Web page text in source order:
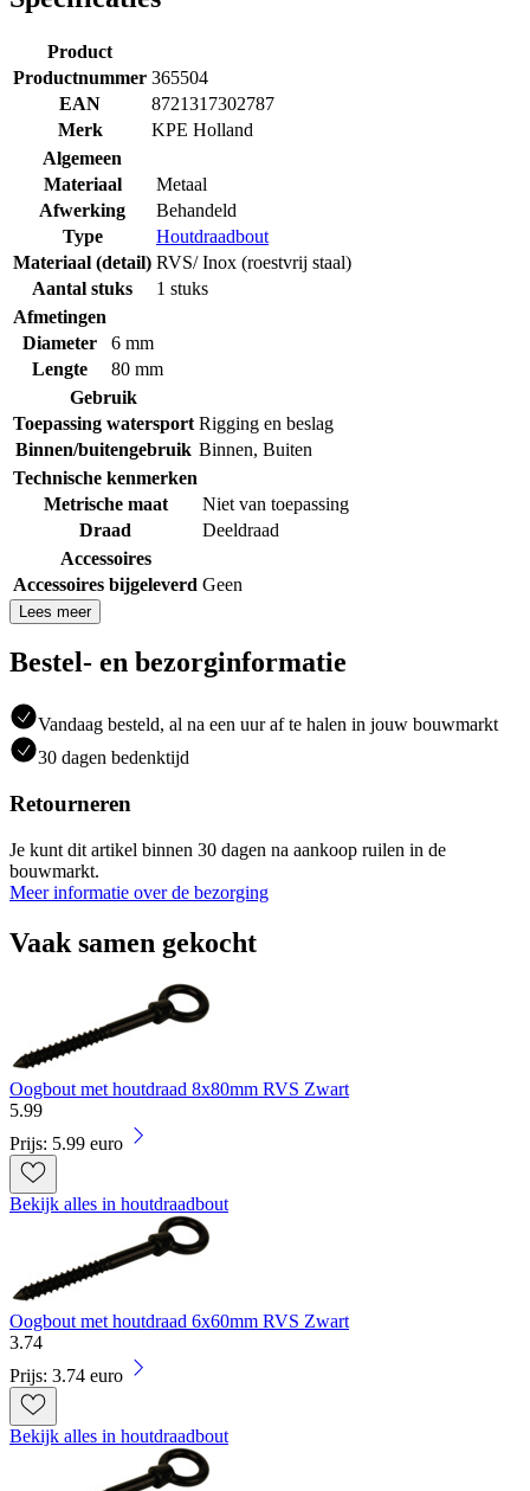
Product
Productnummer 365504
EAN
8721317302787
Merk
KPE Holland
Algemeen
Materiaal
Metaal
Afwerking
Behandeld
Type
Houtdraadbout
Materiaal (detail) RVS/ Inox (roestvrij staal)
Aantal stuks
1 stuks
Afmetingen
Diameter
6 mm
Lengte
80 mm
Gebruik
Toepassing watersport Rigging en beslag
Binnen/buitengebruik Binnen, Buiten
Technische kenmerken
Metrische maat
Niet van toepassing
Draad
Deeldraad
Accessoires
Accessoires bijgeleverd Geen
Lees meer
Bestel- en bezorginformatie
Vandaag besteld, al na een uur af te halen in jouw bouwmarkt
30 dagen bedenktijd
Retourneren
Je kunt dit artikel binnen 30 dagen na aankoop ruilen in de
bouwmarkt.
Meer informatie over de bezorging
Vaak samen gekocht
Oogbout met houtdraad 8x80mm RVS Zwart
5.99
Prijs: 5.99 euro
Bekijk alles in houtdraadbout
Oogbout met houtdraad 6x60mm RVS Zwart
3.74
Prijs: 3.74 euro
Bekijk alles in houtdraadbout